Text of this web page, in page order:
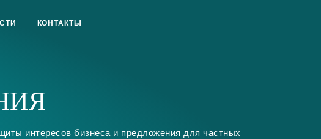
КОНТАКТЫ
интересов бизнеса и предложения для частных